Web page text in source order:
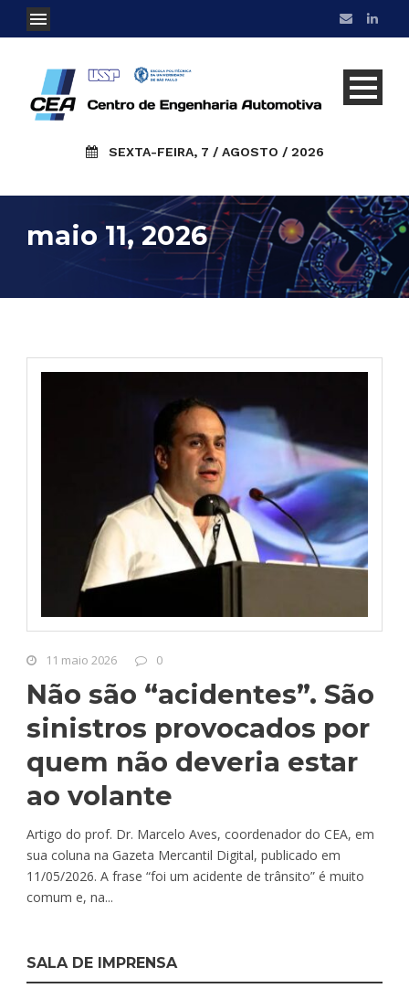
SEXTA-FEIRA, 7 / AGOSTO / 2026
maio 11, 2026
11 maio 2026 0
Não são “acidentes”. São
sinistros provocados por
quem não deveria estar
ao volante
Artigo do prof. Dr. Marcelo Aves, coordenador do CEA, em
sua coluna na Gazeta Mercantil Digital, publicado em
11/05/2026. A frase “foi um acidente de trânsito” é muito
comum e, na...
SALA DE IMPRENSA